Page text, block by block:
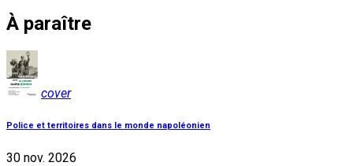
À paraître
cover
Police et territoires dans le monde napoléonien
30 nov. 2026